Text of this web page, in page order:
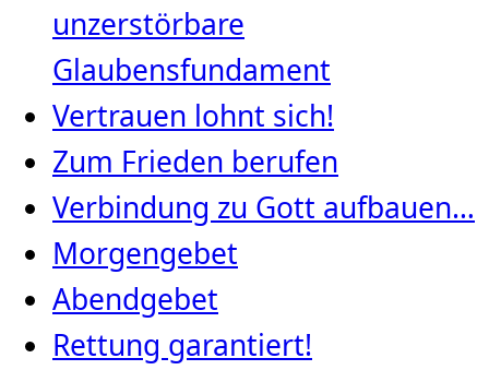
unzerstörbare
Glaubensfundament
Vertrauen lohnt sich!
Zum Frieden berufen
Verbindung zu Gott aufbauen…
Morgengebet
Abendgebet
Rettung garantiert!